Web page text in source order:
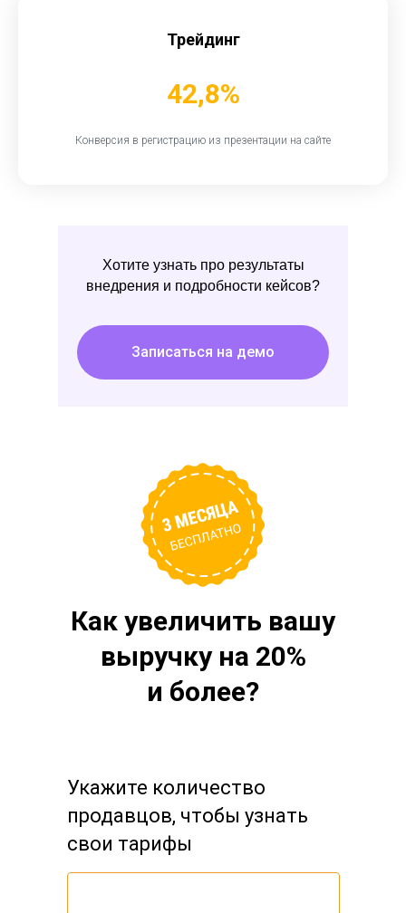
Трейдинг
42,8%
Конверсия в регистрацию из презентации на сайте
Записаться на демо
Хотите узнать про результаты
внедрения и подробности кейсов?
Как увеличить вашу
выручку на 20%
и более?
Укажите количество
продавцов, чтобы узнать
свои тарифы